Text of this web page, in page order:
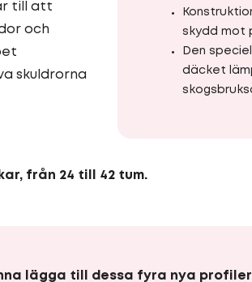
till att
och
skuldrorna
skydd mot
Den
däcket
från 24 till 42 tum.
lägga till dessa fyra nya